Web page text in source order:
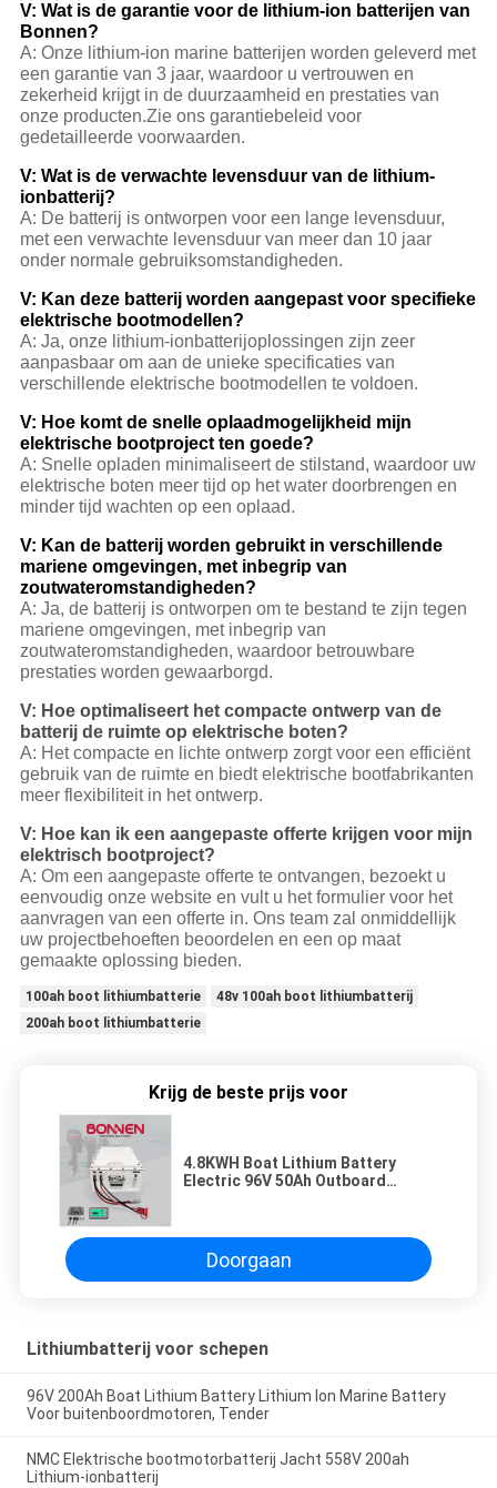
V: Wat is de garantie voor de lithium-ion batterijen van
Bonnen?
A: Onze lithium-ion marine batterijen worden geleverd met
een garantie van 3 jaar, waardoor u vertrouwen en
zekerheid krijgt in de duurzaamheid en prestaties van
onze producten.Zie ons garantiebeleid voor
gedetailleerde voorwaarden.
V: Wat is de verwachte levensduur van de lithium-
ionbatterij?
A: De batterij is ontworpen voor een lange levensduur,
met een verwachte levensduur van meer dan 10 jaar
onder normale gebruiksomstandigheden.
V: Kan deze batterij worden aangepast voor specifieke
elektrische bootmodellen?
A: Ja, onze lithium-ionbatterijoplossingen zijn zeer
aanpasbaar om aan de unieke specificaties van
verschillende elektrische bootmodellen te voldoen.
V: Hoe komt de snelle oplaadmogelijkheid mijn
elektrische bootproject ten goede?
A: Snelle opladen minimaliseert de stilstand, waardoor uw
elektrische boten meer tijd op het water doorbrengen en
minder tijd wachten op een oplaad.
V: Kan de batterij worden gebruikt in verschillende
mariene omgevingen, met inbegrip van
zoutwateromstandigheden?
A: Ja, de batterij is ontworpen om te bestand te zijn tegen
mariene omgevingen, met inbegrip van
zoutwateromstandigheden, waardoor betrouwbare
prestaties worden gewaarborgd.
V: Hoe optimaliseert het compacte ontwerp van de
batterij de ruimte op elektrische boten?
A: Het compacte en lichte ontwerp zorgt voor een efficiënt
gebruik van de ruimte en biedt elektrische bootfabrikanten
meer flexibiliteit in het ontwerp.
V: Hoe kan ik een aangepaste offerte krijgen voor mijn
elektrisch bootproject?
A: Om een aangepaste offerte te ontvangen, bezoekt u
eenvoudig onze website en vult u het formulier voor het
aanvragen van een offerte in. Ons team zal onmiddellijk
uw projectbehoeften beoordelen en een op maat
gemaakte oplossing bieden.
100ah boot lithiumbatterie
48v 100ah boot lithiumbatterij
200ah boot lithiumbatterie
Krijg de beste prijs voor
4.8KWH Boat Lithium Battery
Electric 96V 50Ah Outboard
Doorgaan
Lithiumbatterij voor schepen
96V 200Ah Boat Lithium Battery Lithium Ion Marine Battery
Voor buitenboordmotoren, Tender
NMC Elektrische bootmotorbatterij Jacht 558V 200ah
Lithium-ionbatterij